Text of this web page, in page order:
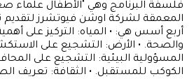
فلسفة البرنامج وهي "الأطفال علماء
المعمقة لشركة اوشن فيوتشرز لتقديم
أربع أسس هي: • المياه: التركيز على أهمية
والصحة. • الأرض: التشجيع على
المسؤولية البيئية: التشجيع على
الكوكب للمستقبل. • الثقافة: تعريف